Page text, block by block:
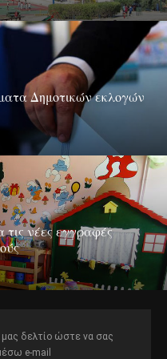
Δημοτικών εκλογών
νέες εγγραφές
δελτίο ώστε να σας
e-mail